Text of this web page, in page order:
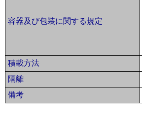
容器及び包装に関する規定
積載方法
隔離
備考